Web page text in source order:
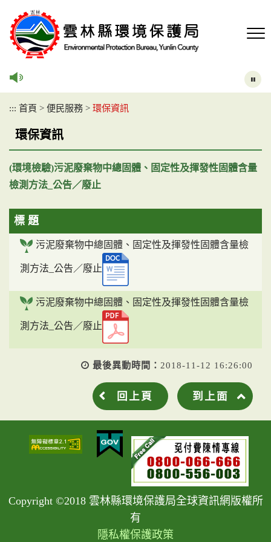
::: 首頁 > 便民服務 > 環保資訊
環保資訊
(環境檢驗)污泥廢棄物中總固體、固定性及揮發性固體含量
檢測方法_公告／廢止
標 題
污泥廢棄物中總固體、固定性及揮發性固體含量檢
測方法_公告／廢止
污泥廢棄物中總固體、固定性及揮發性固體含量檢
測方法_公告／廢止
最後異動時間： 2018-11-12 16:26:00
回上頁 到上面
Copyright ©2018 雲林縣環境保護局全球資訊網版權所
有
隱私權保護政策